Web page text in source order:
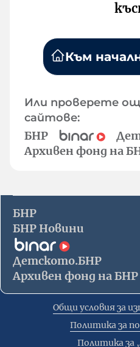
Към
Или проверете
сайтове:
БНР
Архивен фонд на
БНР
БНР Новини
Детското.БНР
Архивен фонд на БНР
Общи условия за
Политика за
Политика за